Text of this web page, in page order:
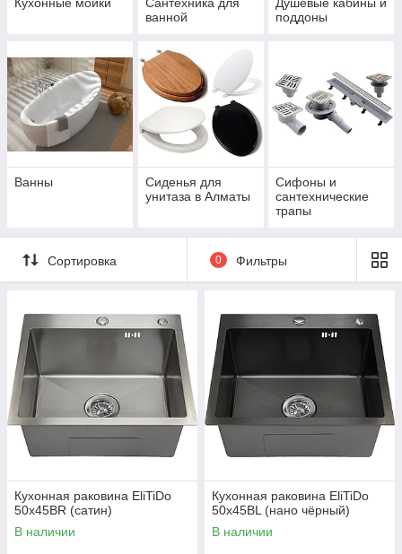
ванной
поддоны
Ванны
Сиденья для
унитаза в Алматы
Сифоны и
сантехнические
трапы
Сортировка 0 Фильтры
Кухонная раковина EliTiDo
50x45BR (сатин)
В наличии
Кухонная раковина EliTiDo
50x45BL (нано чёрный)
В наличии